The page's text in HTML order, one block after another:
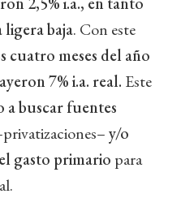
baja. Con este
cuatro meses del año
7% i.a. real. Este
a buscar fuentes
y/o
gasto primario para